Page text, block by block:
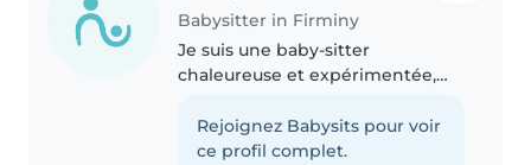
Babysitter in Firminy
Je suis une baby-sitter
chaleureuse et expérimentée,
tous âges depuis un an.
Polyglotte (français, anglais,
Rejoignez Babysits pour voir
ce profil complet.